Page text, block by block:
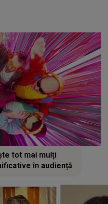
tot mai mulți
în audiență